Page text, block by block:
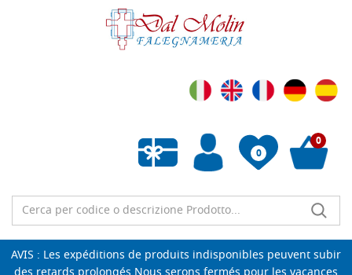
0
Liste de souhaits vide
0
AVIS : Les expéditions de produits indisponibles peuvent subir